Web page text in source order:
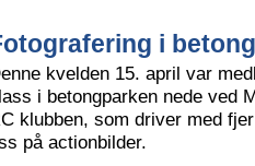
i
kvelden 15. april var
i betongparken nede ved
klubben, som driver med
på actionbilder.